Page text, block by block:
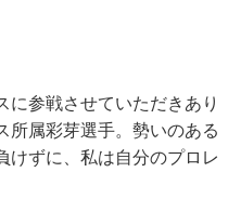
に参戦させていただきあり
所属彩芽選手。勢いのある
けずに、私は自分のプロレ